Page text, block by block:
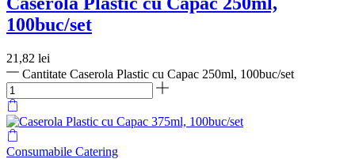
100buc/set
21,82 lei
Cantitate Caserola Plastic cu Capac 250ml, 100buc/set
Consumabile Catering